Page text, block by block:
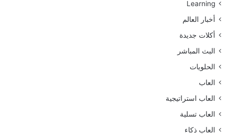
Learning
أخبار العالم
أكلات جديدة
البث المباشر
الحلويات
العاب
العاب استراتيجية
العاب تسلية
العاب ذكاء